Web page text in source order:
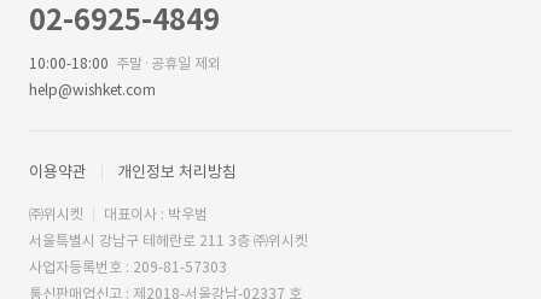
02-6925-4849
10:00-18:00 주말·공휴일 제외
help@wishket.com
이용약관 개인정보 처리방침
㈜위시켓
대표이사 : 박우범
서울특별시 강남구 테헤란로 211 3층 ㈜위시켓
사업자등록번호 : 209-81-57303
통신판매업신고 : 제2018-서울강남-02337 호